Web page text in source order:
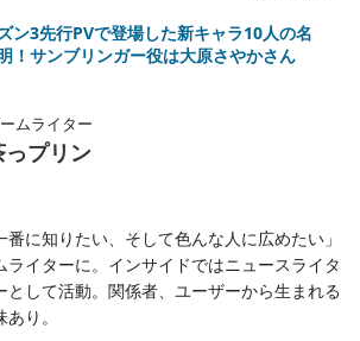
ン3先行PVで登場した新キャラ10人の名
！サンブリンガー役は大原さやかさん
ムライター
っプリン
番に知りたい、そして色んな人に広めたい」
ライターに。インサイドではニュースライタ
として活動。関係者、ユーザーから生まれる
り。